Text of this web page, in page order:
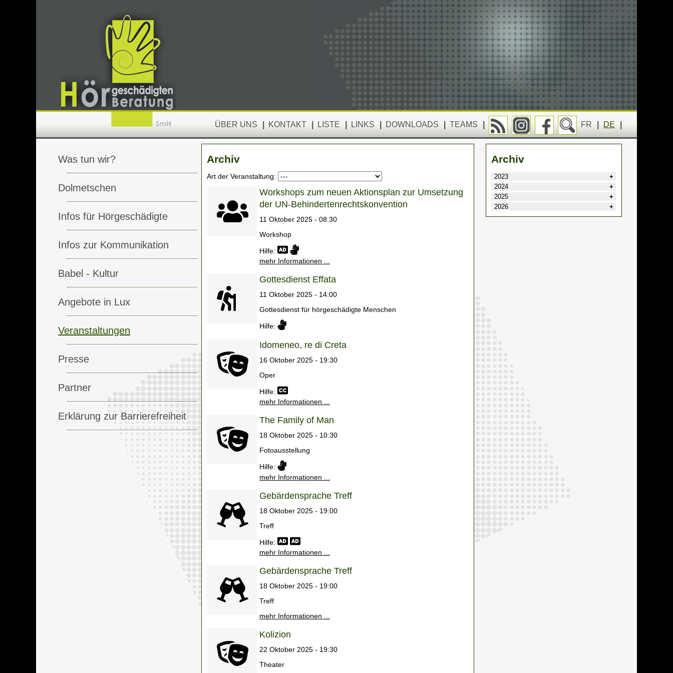
FR DE
ÜBER UNS KONTAKT LISTE LINKS DOWNLOADS TEAMS
Was tun wir?
Dolmetschen
Infos für Hörgeschädigte
Infos zur Kommunikation
Babel - Kultur
Angebote in Lux
Veranstaltungen
Presse
Partner
Erklärung zur Barrierefreiheit
Archiv
Art der Veranstaltung:
Workshops zum neuen Aktionsplan zur Umsetzung
der UN-Behindertenrechtskonvention
11 Oktober 2025 - 08:30
Workshop
Hilfe:
mehr Informationen ...
Gottesdienst Effata
11 Oktober 2025 - 14:00
Gottesdienst für hörgeschädigte Menschen
Hilfe:
Idomeneo, re di Creta
16 Oktober 2025 - 19:30
Oper
Hilfe:
mehr Informationen ...
The Family of Man
18 Oktober 2025 - 10:30
Fotoausstellung
Hilfe:
mehr Informationen ...
Gebärdensprache Treff
18 Oktober 2025 - 19:00
Treff
Hilfe:
mehr Informationen ...
Gebärdensprache Treff
18 Oktober 2025 - 19:00
Treff
mehr Informationen ...
Kolizion
22 Oktober 2025 - 19:30
Theater
Archiv
2023
2024
2025
2026